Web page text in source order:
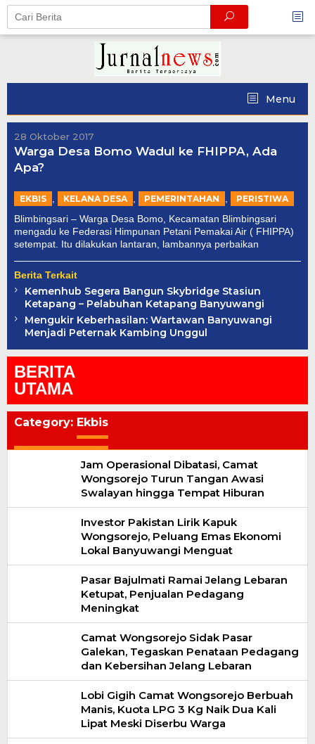
Skip
content
Menu
28 Oktober 2017
Warga Desa Bomo Wadul ke FHIPPA, Ada
Apa?
EKBIS , KELANA DESA , PEMERINTAHAN , PERISTIWA
Blimbingsari – Warga Desa Bomo, Kecamatan Blimbingsari
mengadu ke Federasi Himpunan Petani Pemakai Air ( FHIPPA)
setempat. Itu dilakukan lantaran, lambannya perbaikan
Berita Terkait
Kemenhub Segera Bangun Skybridge Stasiun
Ketapang – Pelabuhan Ketapang Banyuwangi
Mengukir Keberhasilan: Wartawan Banyuwangi
Menjadi Peternak Kambing Unggul
BERITA
UTAMA
Category: Ekbis
Jam Operasional Dibatasi, Camat
Wongsorejo Turun Tangan Awasi
Swalayan hingga Tempat Hiburan
Investor Pakistan Lirik Kapuk
Wongsorejo, Peluang Emas Ekonomi
Lokal Banyuwangi Menguat
Pasar Bajulmati Ramai Jelang Lebaran
Ketupat, Penjualan Pedagang
Meningkat
Camat Wongsorejo Sidak Pasar
Galekan, Tegaskan Penataan Pedagang
dan Kebersihan Jelang Lebaran
Lobi Gigih Camat Wongsorejo Berbuah
Manis, Kuota LPG 3 Kg Naik Dua Kali
Lipat Meski Diserbu Warga